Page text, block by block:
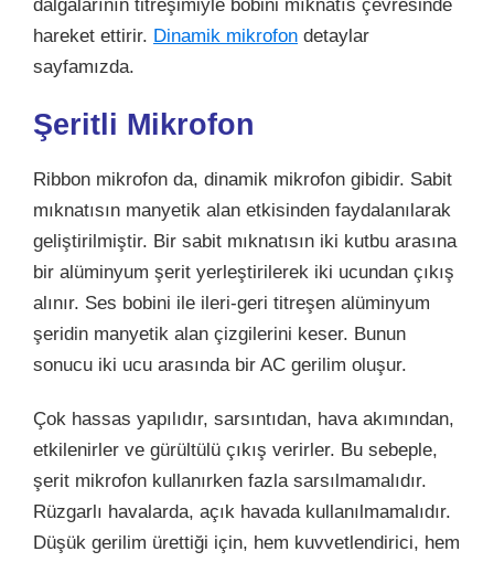
dalgalarının titreşimiyle bobini mıknatıs çevresinde
hareket ettirir. Dinamik mikrofon detaylar
sayfamızda.
Şeritli Mikrofon
Ribbon mikrofon da, dinamik mikrofon gibidir. Sabit
mıknatısın manyetik alan etkisinden faydalanılarak
geliştirilmiştir. Bir sabit mıknatısın iki kutbu arasına
bir alüminyum şerit yerleştirilerek iki ucundan çıkış
alınır. Ses bobini ile ileri-geri titreşen alüminyum
şeridin manyetik alan çizgilerini keser. Bunun
sonucu iki ucu arasında bir AC gerilim oluşur.
Çok hassas yapılıdır, sarsıntıdan, hava akımından,
etkilenirler ve gürültülü çıkış verirler. Bu sebeple,
şerit mikrofon kullanırken fazla sarsılmamalıdır.
Rüzgarlı havalarda, açık havada kullanılmamalıdır.
Düşük gerilim ürettiği için, hem kuvvetlendirici, hem